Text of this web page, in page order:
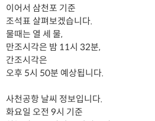
이어서 삼천포 기준
조석표 살펴보겠습니다.
물때는 열 세 물,
만조시각은 밤 11시 32분,
간조시각은
오후 5시 50분 예상됩니다.
사천공항 날씨 정보입니다.
화요일 오전 9시 기준